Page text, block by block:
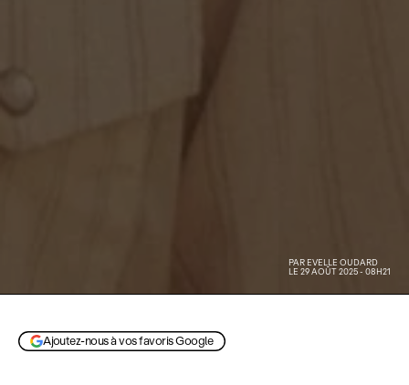
PAR EVELLE OUDARD
LE 29 AOÛT 2025 - 08H21
Ajoutez-nous à vos favoris Google